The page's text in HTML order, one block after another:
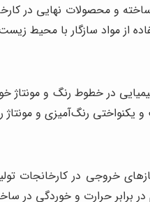
و محصولات نهایی در
از مواد سازگار با محیط
در خطوط رنگ و مونتاژ
یکنواختی رنگ‌آمیزی و
خروجی در کارخانجات
در برابر حرارت و خوردگی در